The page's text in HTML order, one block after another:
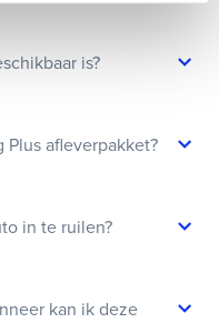
is?
afleverpakket?
in te ruilen?
kan ik deze